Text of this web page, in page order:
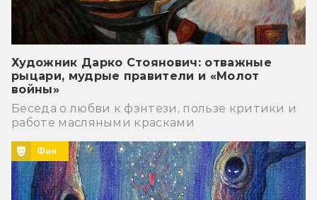
Художник Дарко Стоянович: отважные
рыцари, мудрые правители и «Молот
войны»
Беседа о любви к фэнтези, пользе критики и
работе масляными красками
Фан